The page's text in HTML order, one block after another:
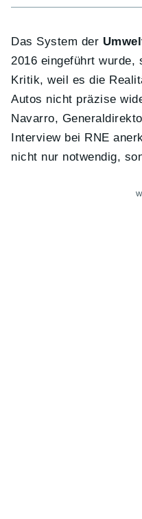
Das System der
2016 eingeführt wurde,
Kritik, weil es die
Autos nicht präzise
Navarro,
Interview bei RNE
nicht nur notwendig,